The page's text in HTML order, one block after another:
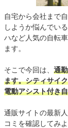
自宅から会社まで
しようか悩んでい
ハなど人気の自転
ます。
そこで今回は、 通
ます。シティサイ
電動アシスト付き
通販サイトの最新
コミを確認してみよ